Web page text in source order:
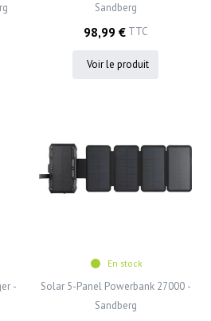
Sandberg
98,99 € TTC
Voir le produit
-
En stock
Solar 5-Panel Powerbank 27000 -
Sandberg